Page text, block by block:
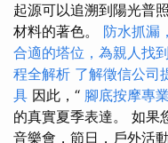
起源可以追溯到陽光普
材料的著色。 防水抓漏
合適的塔位，為親人找
程全解析 了解徵信公司
具 因此，“ 腳底按摩專
的真實夏季表達。 如果
音樂會，節日，戶外活